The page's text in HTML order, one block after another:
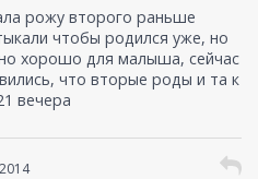
рожу второго раньше
чтобы родился уже, но
хорошо для малыша, сейчас
что вторые роды и та к
вечера